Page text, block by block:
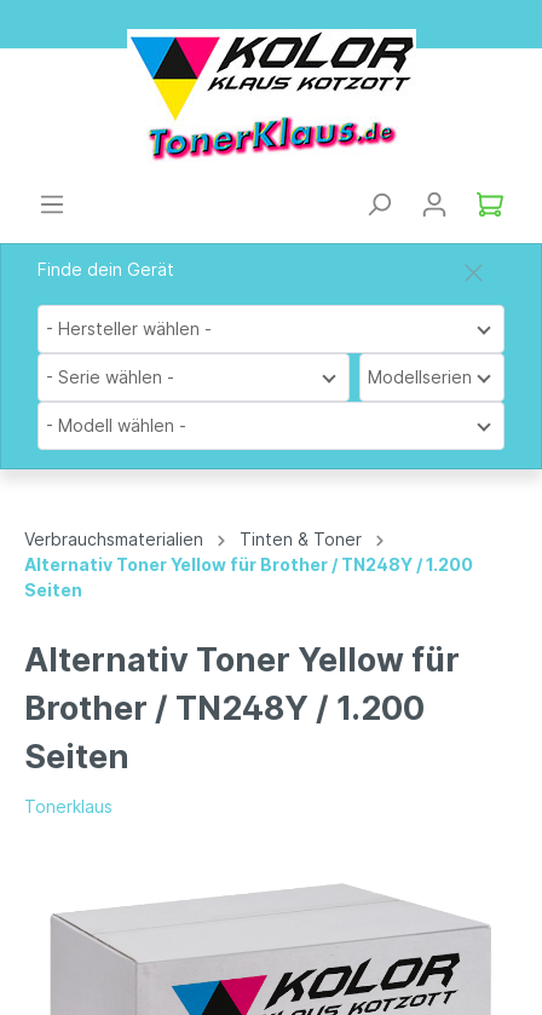
Finde dein Gerät
- Hersteller wählen -
- Serie wählen - Modellserien
- Modell wählen -
Verbrauchsmaterialien
Tinten & Toner
Alternativ Toner Yellow für Brother / TN248Y / 1.200
Seiten
Alternativ Toner Yellow für
Brother / TN248Y / 1.200
Seiten
Tonerklaus